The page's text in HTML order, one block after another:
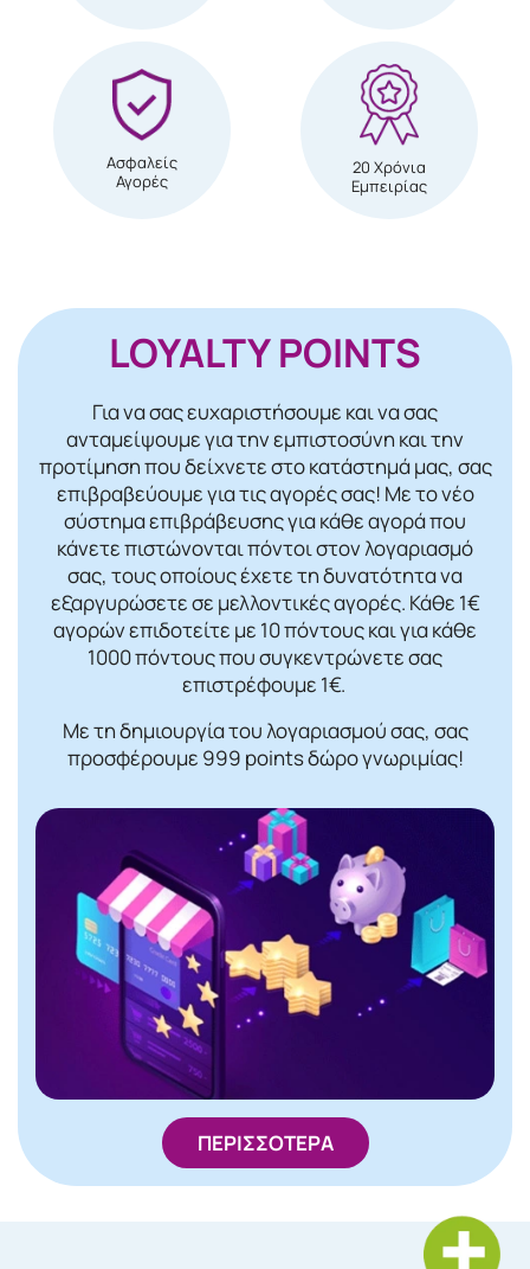
Ασφαλείς
Αγορές
20 Χρόνια
Εμπειρίας
LOYALTY POINTS
Για να σας ευχαριστήσουμε και να σας
ανταμείψουμε για την εμπιστοσύνη και την
προτίμηση που δείχνετε στο κατάστημά μας, σας
επιβραβεύουμε για τις αγορές σας! Mε το νέο
σύστημα επιβράβευσης για κάθε αγορά που
κάνετε πιστώνονται πόντοι στον λογαριασμό
σας, τους οποίους έχετε τη δυνατότητα να
εξαργυρώσετε σε μελλοντικές αγορές. Κάθε 1€
αγορών επιδοτείτε με 10 πόντους και για κάθε
1000 πόντους που συγκεντρώνετε σας
επιστρέφουμε 1€.
Με τη δημιουργία του λογαριασμού σας, σας
προσφέρουμε 999 points δώρο γνωριμίας!
ΠΕΡΙΣΣΟΤΕΡΑ